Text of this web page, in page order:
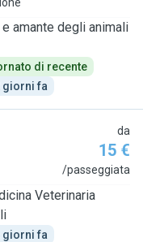
amante degli animali
di recente
giorni fa
da
15 €
/passeggiata
Veterinaria
giorni fa